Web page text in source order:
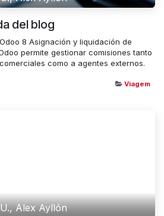
del blog
8 Asignación y liquidación de
permite gestionar comisiones tanto
como a agentes externos.
Viagem
Alex Ayllón